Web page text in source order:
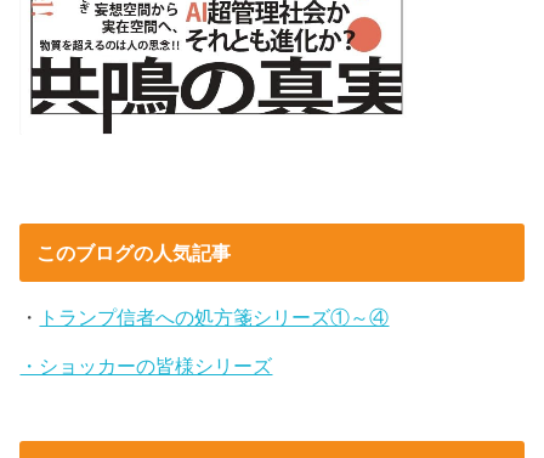
このブログの人気記事
・ トランプ信者への処方箋シリーズ①～④
・ショッカーの皆様シリーズ